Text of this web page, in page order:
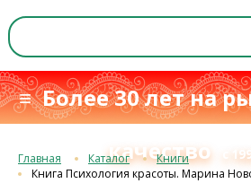
≡ Более 30 лет на
качество
с
Главная Каталог
Книги
Книга Психология красоты. Марина